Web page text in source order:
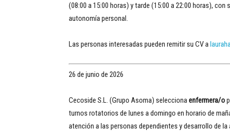
(08:00 a 15:00 horas) y tarde (15:00 a 22:00 horas),
autonomía personal.
Las personas interesadas pueden remitir su CV a
26 de junio de 2026
Cecoside S.L. (Grupo Asoma) seleccionaenfermera/o
turnos rotatorios de lunes a domingo en horario de
atención a las personas dependientes y desarrollo de